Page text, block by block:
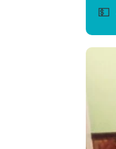
💵